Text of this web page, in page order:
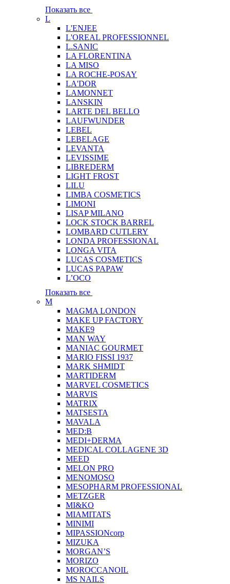
Показать все
L
L'ENJEE
L'OREAL PROFESSIONNEL
L.SANIC
LA FLORENTINA
LA MISO
LA ROCHE-POSAY
LA'DOR
LAMONNET
LANSKIN
LARTE DEL BELLO
LAUFWUNDER
LEBEL
LEBELAGE
LEVANTA
LEVISSIME
LIBREDERM
LIGHT FROST
LILU
LIMBA COSMETICS
LIMONI
LISAP MILANO
LOCK STOCK BARREL
LOMBARD CUTLERY
LONDA PROFESSIONAL
LONGA VITA
LUCAS COSMETICS
LUCAS PAPAW
L’OCO
Показать все
M
MAGMA LONDON
MAKE UP FACTORY
MAKE9
MAN WAY
MANIAC GOURMET
MARIO FISSI 1937
MARK SHMIDT
MARTIDERM
MARVEL COSMETICS
MARVIS
MATRIX
MATSESTA
MAVALA
MED:B
MEDI+DERMA
MEDICAL COLLAGENE 3D
MEED
MELON PRO
MENOMOSO
MESOPHARM PROFESSIONAL
METZGER
MI&KO
MIAMITATS
MINIMI
MIPASSIONcorp
MIZUKA
MORGAN’S
MORIZO
MOROCCANOIL
MS NAILS